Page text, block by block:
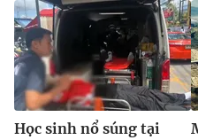
Học sinh nổ súng tại